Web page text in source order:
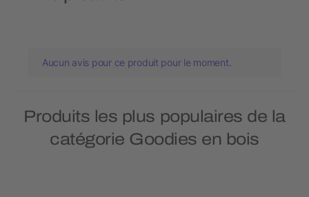
Aucun avis pour ce produit pour le moment.
Produits les plus populaires de la
catégorie Goodies en bois